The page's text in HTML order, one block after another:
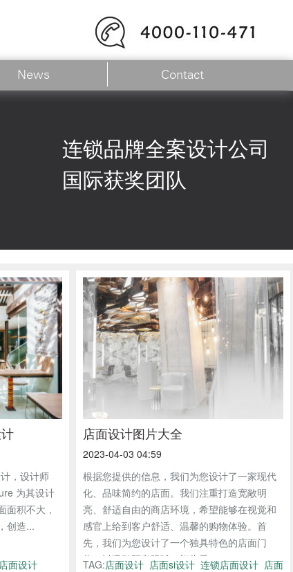
News Contact
连锁品牌全案设计公司
国际获奖团队
，设计师
为其设计
面积不大，
创造...
面设计
店面设计图片大全
2023-04-03 04:59
根据您提供的信息，我们为您设计了一家现代
化、品味简约的店面。我们注重打造宽敞明
亮、舒适自由的商店环境，希望能够在视觉和
感官上给到客户舒适、温馨的购物体验。首
先，我们为您设计了一个独具特色的店面门
头，以吸引顾客眼球。门头采...
TAG:店面设计 店面si设计 连锁店面设计 店面